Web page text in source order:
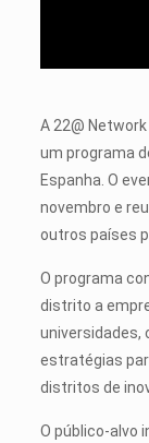
A 22@
um programa
Espanha. O
novembro e
outros países
O programa
distrito a
universidades,
estratégias
distritos de
O público-alvo